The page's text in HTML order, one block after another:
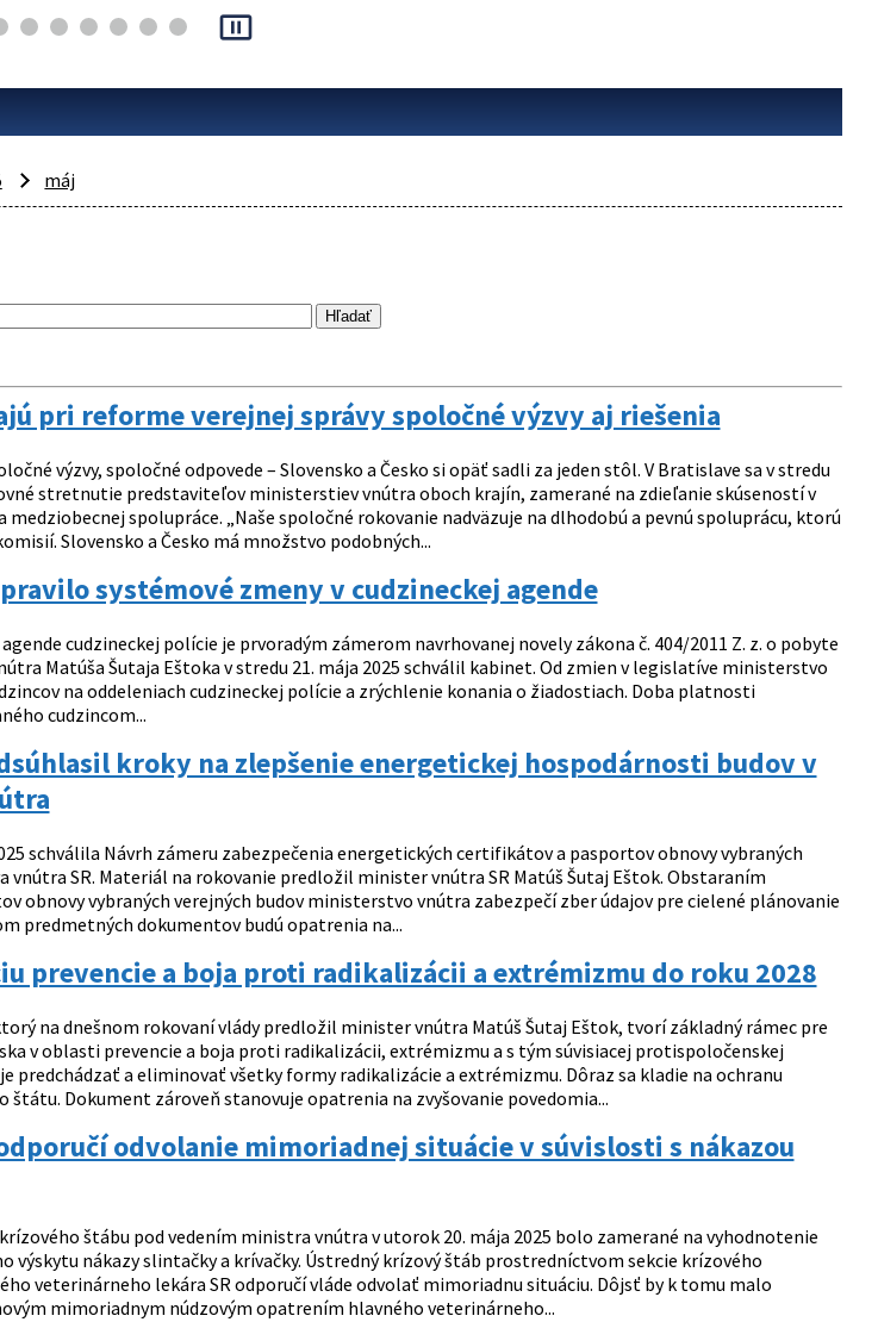
pause_presentation
máj
pri reforme verejnej správy spoločné výzvy aj riešenia
výzvy, spoločné odpovede – Slovensko a Česko si opäť sadli za jeden stôl. V Bratislave sa v stredu
stretnutie predstaviteľov ministerstiev vnútra oboch krajín, zamerané na zdieľanie skúseností v
spolupráce. „Naše spoločné rokovanie nadväzuje na dlhodobú a pevnú spoluprácu, ktorú
Slovensko a Česko má množstvo podobných...
systémové zmeny v cudzineckej agende
cudzineckej polície je prvoradým zámerom navrhovanej novely zákona č. 404/2011 Z. z. o pobyte
Matúša Šutaja Eštoka v stredu 21. mája 2025 schválil kabinet. Od zmien v legislatíve ministerstvo
na oddeleniach cudzineckej polície a zrýchlenie konania o žiadostiach. Doba platnosti
cudzincom...
kroky na zlepšenie energetickej hospodárnosti budov v
schválila Návrh zámeru zabezpečenia energetických certifikátov a pasportov obnovy vybraných
vnútra SR. Materiál na rokovanie predložil minister vnútra SR Matúš Šutaj Eštok. Obstaraním
obnovy vybraných verejných budov ministerstvo vnútra zabezpečí zber údajov pre cielené plánovanie
predmetných dokumentov budú opatrenia na...
prevencie a boja proti radikalizácii a extrémizmu do roku 2028
na dnešnom rokovaní vlády predložil minister vnútra Matúš Šutaj Eštok, tvorí základný rámec pre
v oblasti prevencie a boja proti radikalizácii, extrémizmu a s tým súvisiacej protispoločenskej
predchádzať a eliminovať všetky formy radikalizácie a extrémizmu. Dôraz sa kladie na ochranu
Dokument zároveň stanovuje opatrenia na zvyšovanie povedomia...
odvolanie mimoriadnej situácie v súvislosti s nákazou
štábu pod vedením ministra vnútra v utorok 20. mája 2025 bolo zamerané na vyhodnotenie
výskytu nákazy slintačky a krívačky. Ústredný krízový štáb prostredníctvom sekcie krízového
veterinárneho lekára SR odporučí vláde odvolať mimoriadnu situáciu. Dôjsť by k tomu malo
mimoriadnym núdzovým opatrením hlavného veterinárneho...